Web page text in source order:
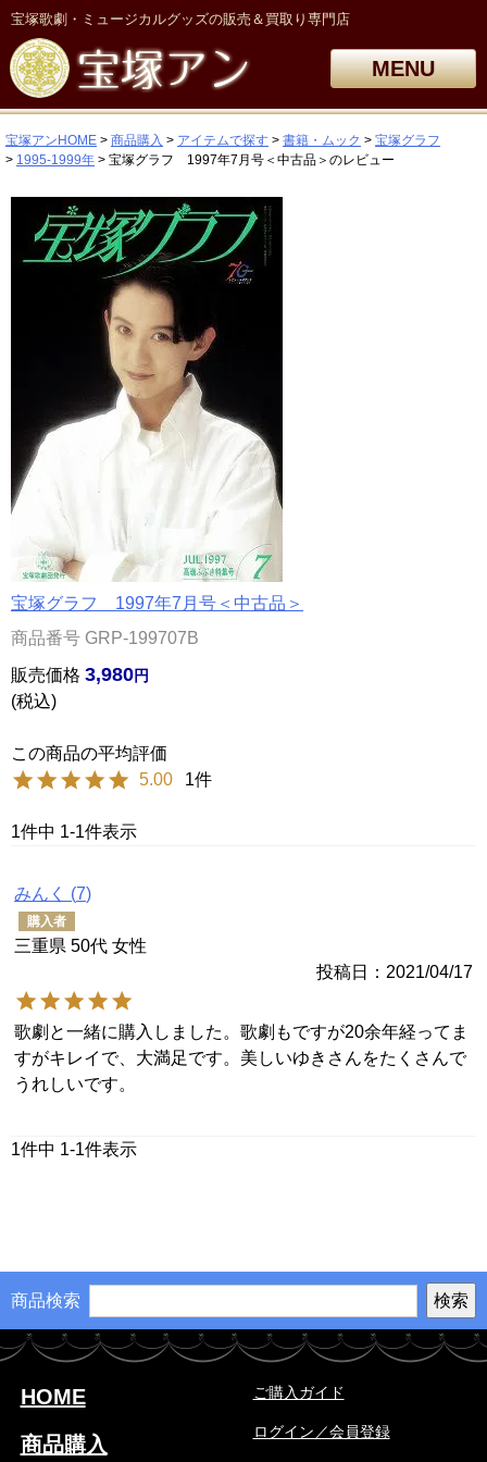
宝塚歌劇・ミュージカルグッズの販売＆買取り専門店
MENU
宝塚アンHOME 商品購入 アイテムで探す 書籍・ムック
宝塚グラフ
1995-1999年
宝塚グラフ 1997年7月号＜中古品＞のレビュー
宝塚グラフ 1997年7月号＜中古品＞
商品番号 GRP-199707B
販売価格 3,980
税込
5.00 1
1件中 1-1件表示
みんく 7
購入者
三重県 50代 女性
投稿日
2021/04/17
歌劇と一緒に購入しました。歌劇もですが20余年経ってま
すがキレイで、大満足です。美しいゆきさんをたくさんで
うれしいです。
1件中 1-1件表示
商品検索
HOME
商品購入
ご購入ガイド
ログイン／会員登録